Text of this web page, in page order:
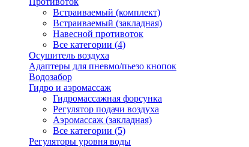
Встраиваемый (комплект)
Встраиваемый (закладная)
Навесной противоток
Все категории (4)
Осушитель воздуха
Адаптеры для пневмо/пьезо кнопок
Водозабор
Гидро и аэромассаж
Гидромассажная форсунка
Регулятор подачи воздуха
Аэромассаж (закладная)
Все категории (5)
Регуляторы уровня воды